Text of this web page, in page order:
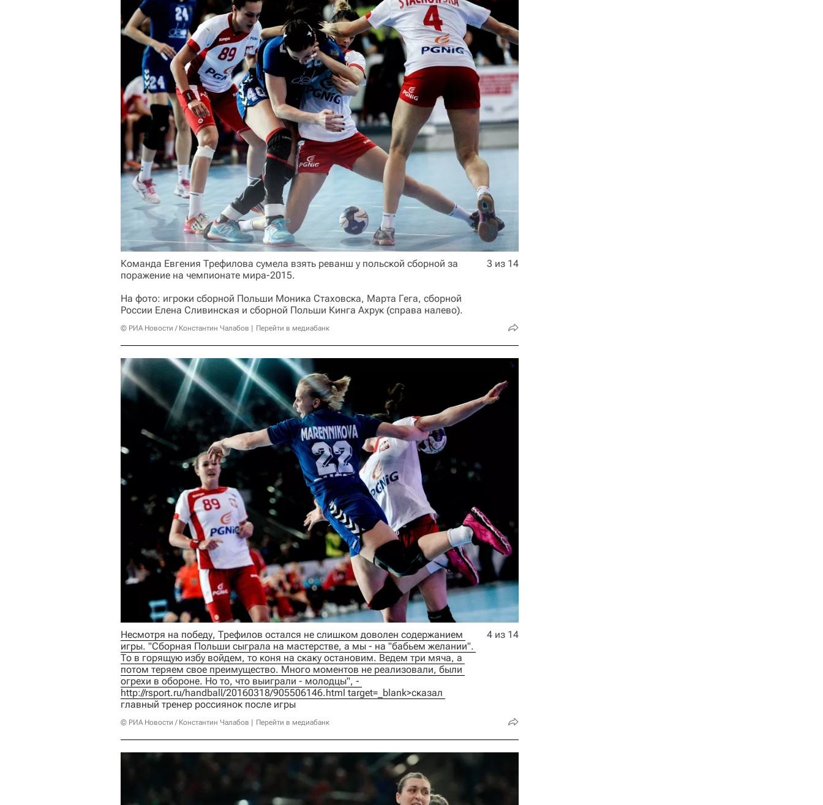
Команда Евгения Трефилова сумела взять реванш у польской сборной за
поражение на чемпионате мира-2015.
На фото: игроки сборной Польши Моника Стаховска, Марта Гега, сборной
России Елена Сливинская и сборной Польши Кинга Ахрук (справа налево).
© РИА Новости / Константин Чалабов Перейти в медиабанк
3 из 14
Несмотря на победу, Трефилов остался не слишком доволен содержанием
игры. "Сборная Польши сыграла на мастерстве, а мы - на "бабьем желании".
То в горящую избу войдем, то коня на скаку остановим. Ведем три мяча, а
потом теряем свое преимущество. Много моментов не реализовали, были
http://rsport.ru/handball/20160318/905506146.html target=_blank>сказал
главный тренер россиянок после игры
© РИА Новости / Константин Чалабов Перейти в медиабанк
4 из 14